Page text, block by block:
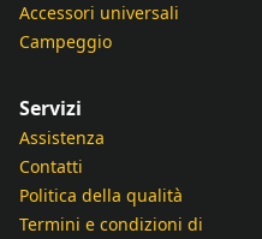
Accessori universali
Campeggio
Servizi
Assistenza
Contatti
Politica della qualità
Termini e condizioni di